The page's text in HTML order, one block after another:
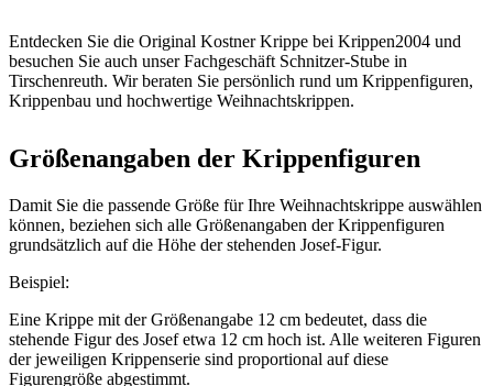
Entdecken Sie die Original Kostner Krippe bei Krippen2004 und
besuchen Sie auch unser Fachgeschäft Schnitzer-Stube in
Tirschenreuth. Wir beraten Sie persönlich rund um Krippenfiguren,
Krippenbau und hochwertige Weihnachtskrippen.
Größenangaben der Krippenfiguren
Damit Sie die passende Größe für Ihre Weihnachtskrippe auswählen
können, beziehen sich alle Größenangaben der Krippenfiguren
grundsätzlich auf die Höhe der stehenden Josef-Figur.
Beispiel:
Eine Krippe mit der Größenangabe 12 cm bedeutet, dass die
stehende Figur des Josef etwa 12 cm hoch ist. Alle weiteren Figuren
der jeweiligen Krippenserie sind proportional auf diese
Figurengröße abgestimmt.